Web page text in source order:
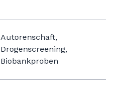
Autorenschaft,
Drogenscreening,
Biobankproben